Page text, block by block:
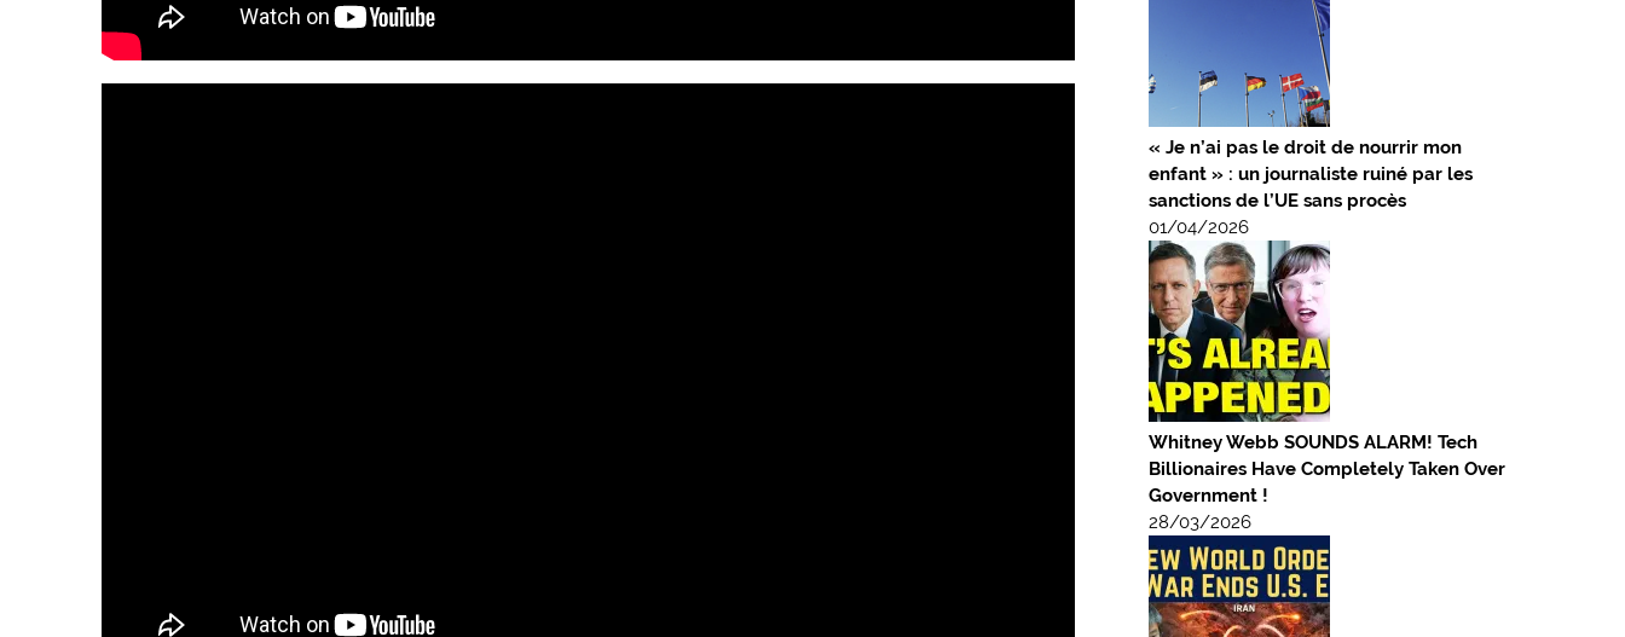
« Je n’ai pas le droit de nourrir mon
enfant » : un journaliste ruiné par les
sanctions de l’UE sans procès
01/04/2026
Whitney Webb SOUNDS ALARM! Tech
Billionaires Have Completely Taken Over
Government !
28/03/2026